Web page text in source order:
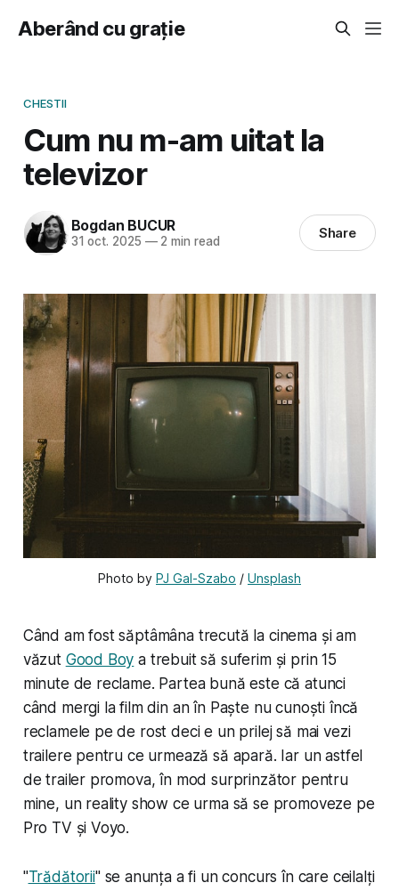
Aberând cu grație
CHESTII
Cum nu m-am uitat la
televizor
Bogdan BUCUR
31 oct. 2025 —2 min read Share
Photo by PJ Gal-Szabo / Unsplash
Când am fost săptâmâna trecută la cinema și am
văzut Good Boy a trebuit să suferim și prin 15
minute de reclame. Partea bună este că atunci
când mergi la film din an în Paște nu cunoști încă
reclamele pe de rost deci e un prilej să mai vezi
trailere pentru ce urmează să apară. Iar un astfel
de trailer promova, în mod surprinzător pentru
mine, un reality show ce urma să se promoveze pe
Pro TV și Voyo.
"Trădătorii" se anunța a fi un concurs în care ceilalți